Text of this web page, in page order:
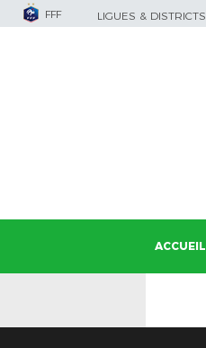
FFF LIGUES & DISTRICTS
ACCUEIL